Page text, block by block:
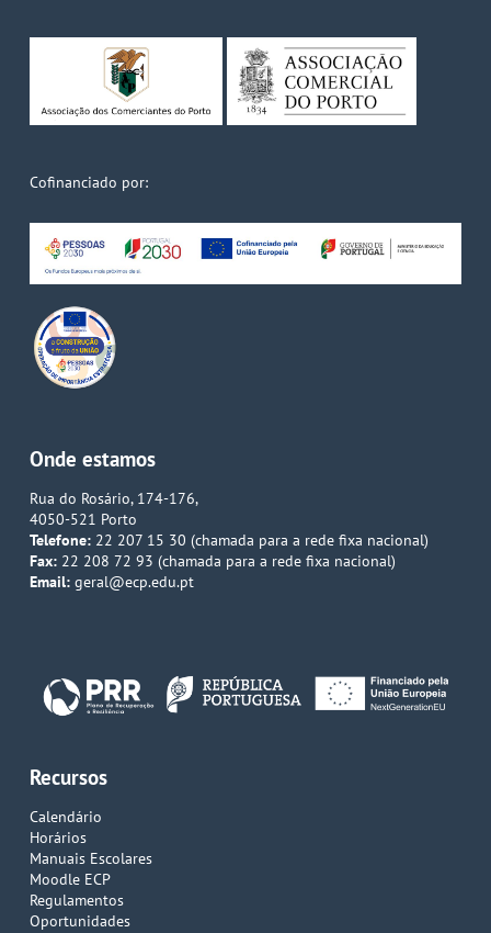
Cofinanciado por:
Onde estamos
Rua do Rosário, 174-176,
4050-521 Porto
Telefone:22 207 15 30 (chamada para a rede fixa nacional)
Fax:22 208 72 93 (chamada para a rede fixa nacional)
Email: geral@ecp.edu.pt
Recursos
Calendário
Horários
Manuais Escolares
Moodle ECP
Regulamentos
Oportunidades